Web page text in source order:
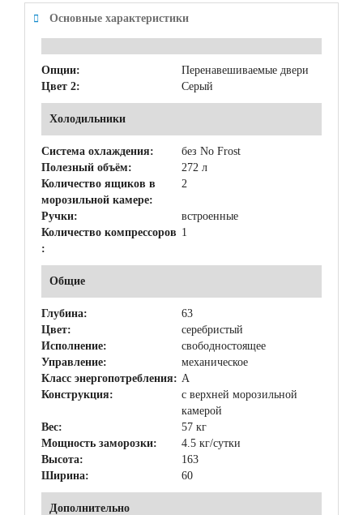
Основные характеристики
Опции:
Перенавешиваемые двери
Цвет 2:
Серый
Холодильники
Система охлаждения:
без No Frost
Полезный объём:
272 л
Количество ящиков в
морозильной камере:
2
Ручки:
встроенные
Количество компрессоров
:
1
Общие
Глубина:
63
Цвет:
серебристый
Исполнение:
свободностоящее
Управление:
механическое
Класс энергопотребления: A
Конструкция:
с верхней морозильной
камерой
Вес:
57 кг
Мощность заморозки:
4.5 кг/сутки
Высота:
163
Ширина:
60
Дополнительно